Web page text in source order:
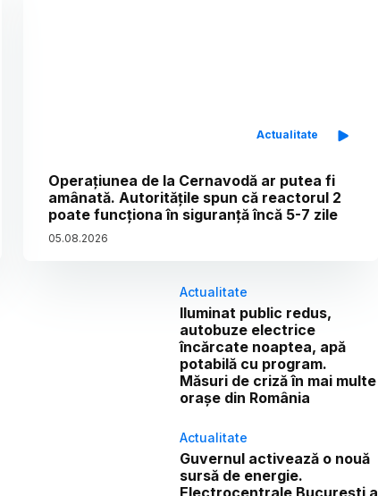
Actualitate
Operațiunea de la Cernavodă ar putea fi
amânată. Autoritățile spun că reactorul 2
poate funcționa în siguranță încă 5-7 zile
05.08.2026
Actualitate
Iluminat public redus,
autobuze electrice
încărcate noaptea, apă
potabilă cu program.
Măsuri de criză în mai multe
orașe din România
Actualitate
Guvernul activează o nouă
sursă de energie.
Electrocentrale București a